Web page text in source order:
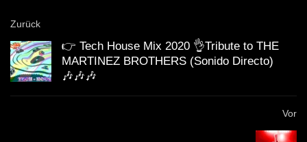
Zurück
👉 Tech House Mix 2020 👌Tribute to THE
MARTINEZ BROTHERS (Sonido Directo)
🎶🎶🎶
Vor